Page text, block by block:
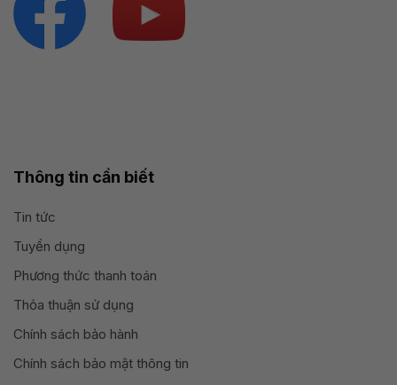
Thông tin cần biết
Tin tức
Tuyển dụng
Phương thức thanh toán
Thỏa thuận sử dụng
Chính sách bảo hành
Chính sách bảo mật thông tin